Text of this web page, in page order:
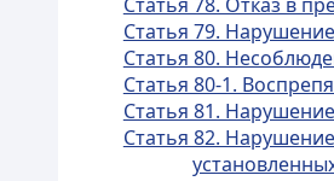
Статья 79.
Статья 80.
Статья 80-1.
Статья 81.
Статья 82.